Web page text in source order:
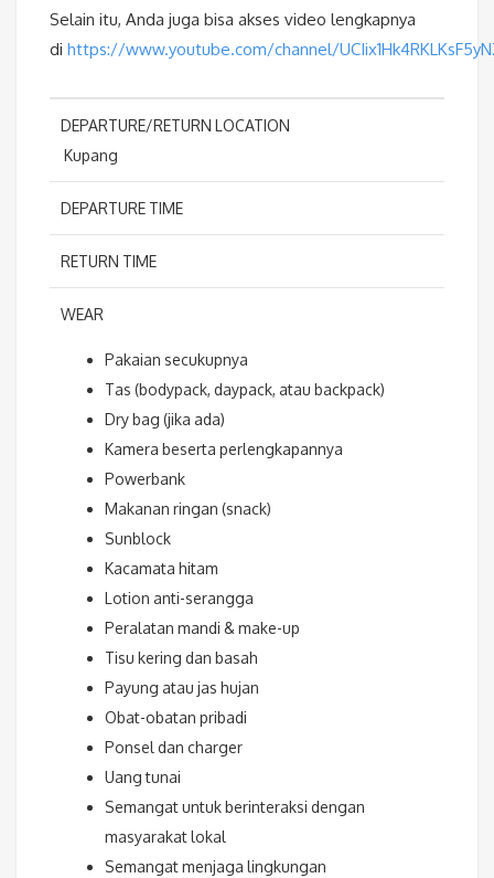
Selain itu, Anda juga bisa akses video lengkapnya
di https://www.youtube.com/channel/
DEPARTURE/RETURN LOCATION
Kupang
DEPARTURE TIME
RETURN TIME
WEAR
Pakaian secukupnya
Tas (bodypack, daypack, atau backpack)
Dry bag (jika ada)
Kamera beserta perlengkapannya
Powerbank
Makanan ringan (snack)
Sunblock
Kacamata hitam
Lotion anti-serangga
Peralatan mandi & make-up
Tisu kering dan basah
Payung atau jas hujan
Obat-obatan pribadi
Ponsel dan charger
Uang tunai
Semangat untuk berinteraksi dengan
masyarakat lokal
Semangat menjaga lingkungan